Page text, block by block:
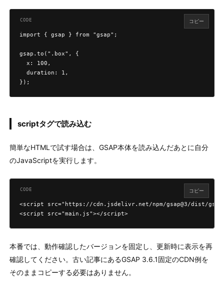
import { gsap } from "gsap";
gsap.to(".box", {
  x: 100,
  duration: 1,
});
コピー
scriptタグで読み込む
簡単なHTMLで試す場合は、GSAP本体を読み込んだあとに自分
のJavaScriptを実行します。
<script src="https://cdn.jsdelivr.net/npm/gsap@3/dist/
<script src="main.js"></script>
コピー
本番では、動作確認したバージョンを固定し、更新時に表示を再
確認してください。古い記事にあるGSAP 3.6.1固定のCDN例を
そのままコピーする必要はありません。